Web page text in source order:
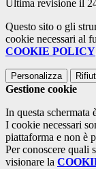
Ultima revisione il
Questo sito o gli
cookie necessari al
COOKIE POLICY
Personalizza
Gestione cookie
In questa schermata
I cookie necessari
piattaforma e non è
Per conoscere quali
visionare la